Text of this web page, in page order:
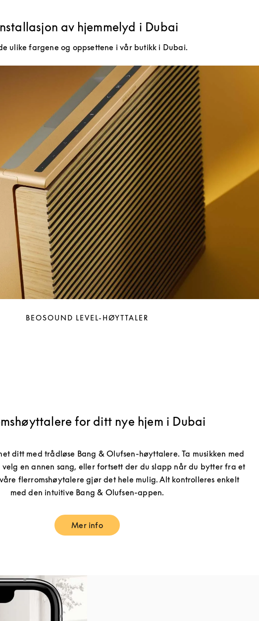
av hjemmelyd i Dubai
ulike fargene og oppsettene i vår butikk i Dubai.
BEOSOUND LEVEL-HØYTTALER
for ditt nye hjem i Dubai
ditt med trådløse Bang & Olufsen-høyttalere. Ta musikken med
en annen sang, eller fortsett der du slapp når du bytter fra et
flerromshøytalere gjør det hele mulig. Alt kontrolleres enkelt
med den intuitive Bang & Olufsen-appen.
Mer infoLink Opens in New Tab